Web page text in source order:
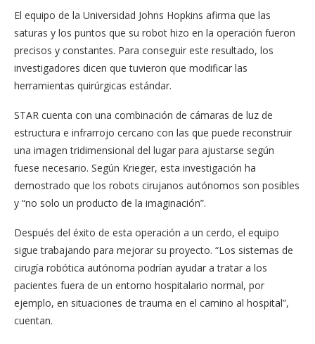
El equipo de la Universidad Johns Hopkins afirma que las
saturas y los puntos que su robot hizo en la operación fueron
precisos y constantes. Para conseguir este resultado, los
investigadores dicen que tuvieron que modificar las
herramientas quirúrgicas estándar.
STAR cuenta con una combinación de cámaras de luz de
estructura e infrarrojo cercano con las que puede reconstruir
una imagen tridimensional del lugar para ajustarse según
fuese necesario. Según Krieger, esta investigación ha
demostrado que los robots cirujanos autónomos son posibles
y “no solo un producto de la imaginación”.
Después del éxito de esta operación a un cerdo, el equipo
sigue trabajando para mejorar su proyecto. “Los sistemas de
cirugía robótica autónoma podrían ayudar a tratar a los
pacientes fuera de un entorno hospitalario normal, por
ejemplo, en situaciones de trauma en el camino al hospital”,
cuentan.